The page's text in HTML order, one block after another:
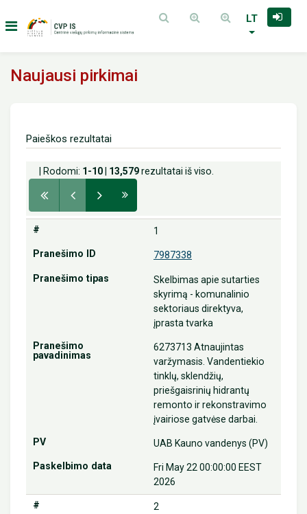
LT
Naujausi pirkimai
Paieškos rezultatai
| Rodomi: 1-10 13,579rezultatai iš viso.
1
7987338
Skelbimas apie sutarties
skyrimą - komunalinio
sektoriaus direktyva,
įprasta tvarka
6273713 Atnaujintas
varžymasis. Vandentiekio
tinklų, sklendžių,
priešgaisrinių hidrantų
remonto ir rekonstravimo
įvairiose gatvėse darbai.
UAB Kauno vandenys (PV)
Fri May 22 00:00:00 EEST
2026
2